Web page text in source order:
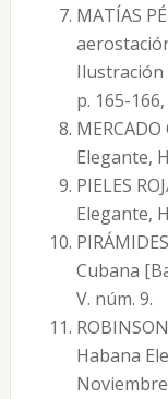
MATÍAS
Ilustración
p. 165-
Elegante,
PIELES
Elegante,
Cubana
V. núm. 9.
Habana